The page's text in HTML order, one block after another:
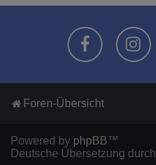
Foren-Übersicht
Powered by phpBB™
Deutsche Übersetzung durch